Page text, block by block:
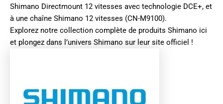
Shimano Directmount 12 vitesses avec technologie DCE+, et
à une chaîne Shimano 12 vitesses (CN-M9100).
Explorez notre collection complète de produits Shimano ici
et plongez dans l’univers Shimano sur leur site officiel !